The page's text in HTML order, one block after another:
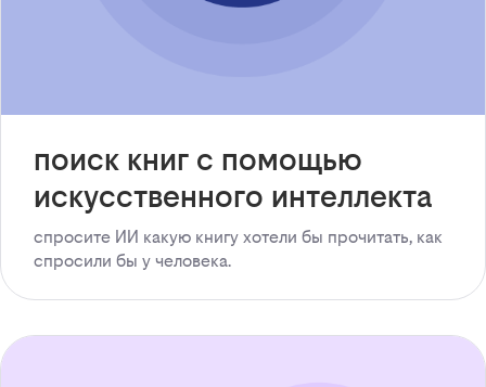
поиск книг с помощью
искусственного интеллекта
спросите ИИ какую книгу хотели бы прочитать, как
спросили бы у человека.